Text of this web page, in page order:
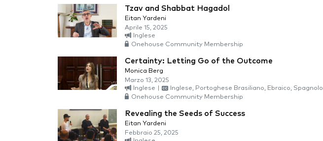
Tzav and Shabbat Hagadol
Eitan Yardeni
Aprile 15, 2025
Inglese
Onehouse Community Membership
Certainty: Letting Go of the Outcome
Monica Berg
Marzo 13, 2025
Inglese
Inglese, Portoghese Brasiliano, Ebraico, Spagnolo
Onehouse Community Membership
Revealing the Seeds of Success
Eitan Yardeni
Febbraio 25, 2025